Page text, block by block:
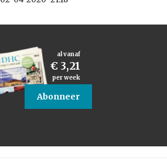
al vanaf
€ 3,21
per week
Abonneer